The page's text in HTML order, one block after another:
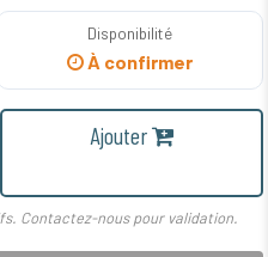
Disponibilité
À confirmer
Ajouter
Contactez-nous pour validation.